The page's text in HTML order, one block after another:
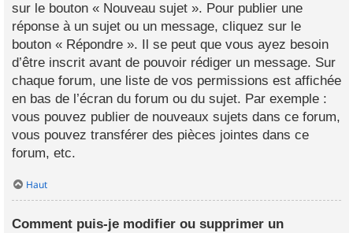
sur le bouton « Nouveau sujet ». Pour publier une
réponse à un sujet ou un message, cliquez sur le
bouton « Répondre ». Il se peut que vous ayez besoin
d’être inscrit avant de pouvoir rédiger un message. Sur
chaque forum, une liste de vos permissions est affichée
en bas de l’écran du forum ou du sujet. Par exemple :
vous pouvez publier de nouveaux sujets dans ce forum,
vous pouvez transférer des pièces jointes dans ce
forum, etc.
Haut
Comment puis-je modifier ou supprimer un